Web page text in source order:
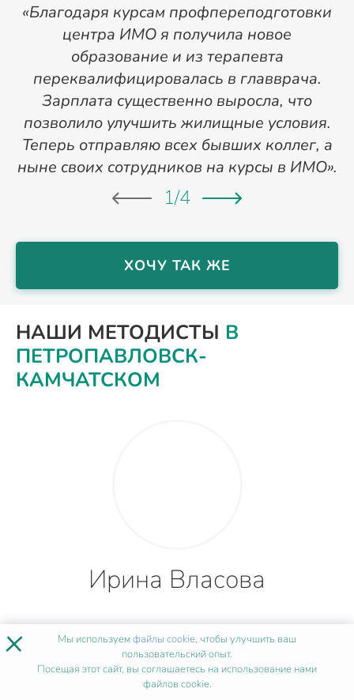
«Благодаря курсам профпереподготовки
центра ИМО я получила новое
образование и из терапевта
переквалифицировалась в главврача.
Зарплата существенно выросла, что
позволило улучшить жилищные условия.
Теперь отправляю всех бывших коллег, а
ныне своих сотрудников на курсы в ИМО».
1/4
ХОЧУ ТАК ЖЕ
НАШИ МЕТОДИСТЫ В
ПЕТРОПАВЛОВСК-
КАМЧАТСКОМ
Ирина Власова
4 года
× Мы используемфайлы cookie, чтобы улучшить ваш
пользовательский опыт.
Посещая этот сайт, вы соглашаетесь на использование нами
файлов cookie.